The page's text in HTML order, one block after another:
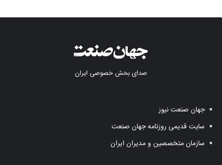
صدای بخش خصوصی ایران
جهان صنعت نیوز
سایت قدیمی روزنامه جهان صنعت
سازمان متخصصین و مدیران ایران